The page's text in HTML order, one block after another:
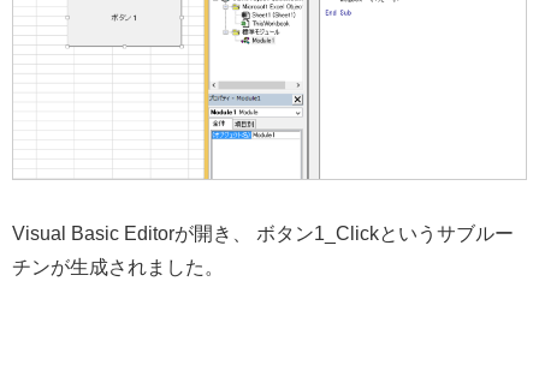
Visual Basic Editorが開き、 ボタン1_Clickというサブルー
チンが生成されました。